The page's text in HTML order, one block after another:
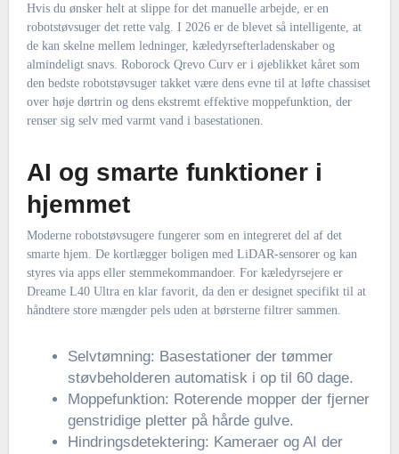
Hvis du ønsker helt at slippe for det manuelle arbejde, er en
robotstøvsuger det rette valg. I 2026 er de blevet så intelligente, at
de kan skelne mellem ledninger, kæledyrsefterladenskaber og
almindeligt snavs. Roborock Qrevo Curv er i øjeblikket kåret som
den bedste robotstøvsuger takket være dens evne til at løfte chassiset
over høje dørtrin og dens ekstremt effektive moppefunktion, der
renser sig selv med varmt vand i basestationen.
AI og smarte funktioner i
hjemmet
Moderne robotstøvsugere fungerer som en integreret del af det
smarte hjem. De kortlægger boligen med LiDAR-sensorer og kan
styres via apps eller stemmekommandoer. For kæledyrsejere er
Dreame L40 Ultra en klar favorit, da den er designet specifikt til at
håndtere store mængder pels uden at børsterne filtrer sammen.
Selvtømning: Basestationer der tømmer
støvbeholderen automatisk i op til 60 dage.
Moppefunktion: Roterende mopper der fjerner
genstridige pletter på hårde gulve.
Hindringsdetektering: Kameraer og AI der